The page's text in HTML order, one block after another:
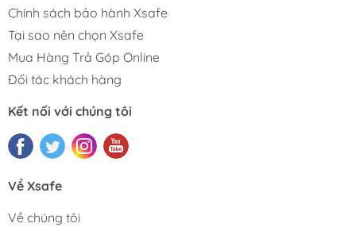
Chính sách bảo hành Xsafe
Tại sao nên chọn Xsafe
Mua Hàng Trả Góp Online
Đối tác khách hàng
Kết nối với chúng tôi
Về Xsafe
Về chúng tôi